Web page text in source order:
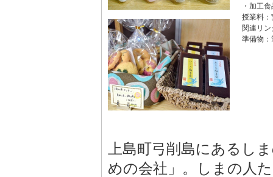
・加工
授業料：
関連リン
準備物：
上島町弓削島にあるし
めの会社」。しまの人